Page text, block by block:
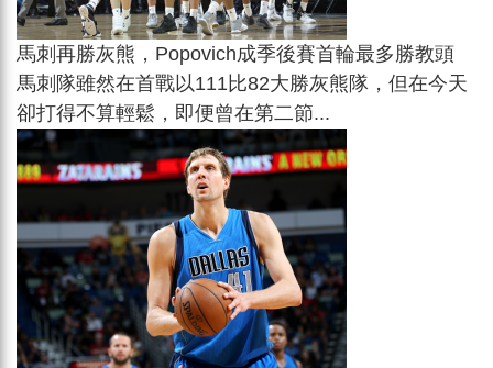
馬刺再勝灰熊，Popovich成季後賽首輪最多勝教頭
馬刺隊雖然在首戰以111比82大勝灰熊隊，但在今天
卻打得不算輕鬆，即便曾在第二節...